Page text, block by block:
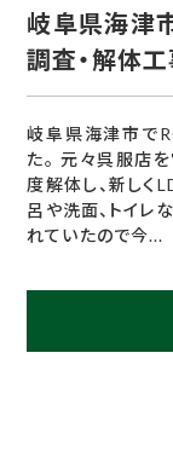
岐阜県海津
調査・解体
岐阜県海津市で
た。 元々呉服店
度解体し、新しく
呂や洗面、トイレ
れていたので今...